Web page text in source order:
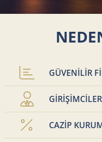
GÜVENİLİR
CAZİP